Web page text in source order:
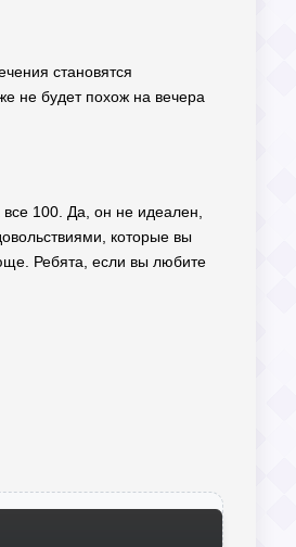
становятся
не будет похож на вечера
100. Да, он не идеален,
которые вы
Ребята, если вы любите